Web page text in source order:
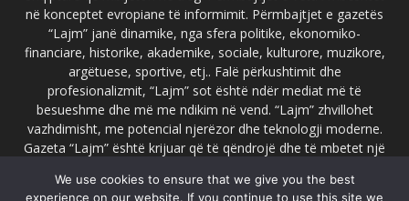
në konceptet evropiane të informimit. Përmbajtjet e gazetës
“Lajm” janë dinamike, nga sfera politike, ekonomiko-
financiare, historike, akademike, sociale, kulturore, muzikore,
argëtuese, sportive, etj.. Falë përkushtimit dhe
profesionalizmit, “Lajm” sot është ndër mediat më të
besueshme dhe më me ndikim në vend. “Lajm” zhvillohet
vazhdimisht, me potencial njerëzor dhe teknologji moderne.
Gazeta “Lajm” është krijuar që të qëndrojë dhe të mbetet një
faqja zyrtare e gazetës “Lajm”, www.lajmpress.org është një
We use cookies to ensure that we give you the best
experience on our website. If you continue to use this site we